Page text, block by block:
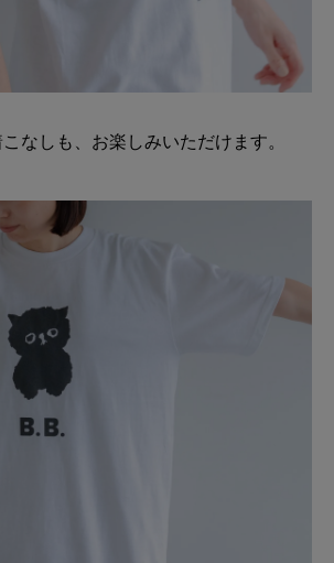
なしも、お楽しみいただけます。